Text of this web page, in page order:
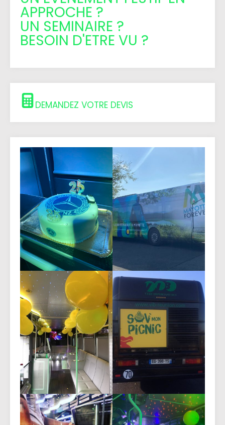
APPROCHE ?
UN SEMINAIRE ?
BESOIN D'ETRE VU ?
DEMANDEZ VOTRE DEVIS